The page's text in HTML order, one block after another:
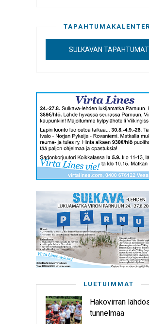
SULKAVAN TAPAHTUMAT
LUETUIMMAT
Hakovirran
tunnelmaa